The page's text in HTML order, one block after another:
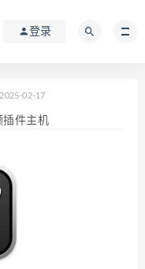
登录
2025-02-17
件主机